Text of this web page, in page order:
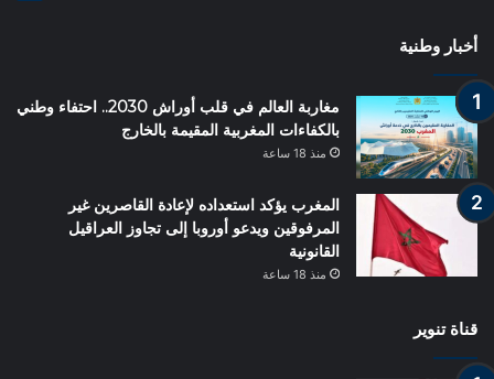
أخبار وطنية
مغاربة العالم في قلب أوراش 2030.. احتفاء وطني
بالكفاءات المغربية المقيمة بالخارج
منذ 18 ساعة
المغرب يؤكد استعداده لإعادة القاصرين غير
المرفوقين ويدعو أوروبا إلى تجاوز العراقيل
القانونية
منذ 18 ساعة
قناة تنوير